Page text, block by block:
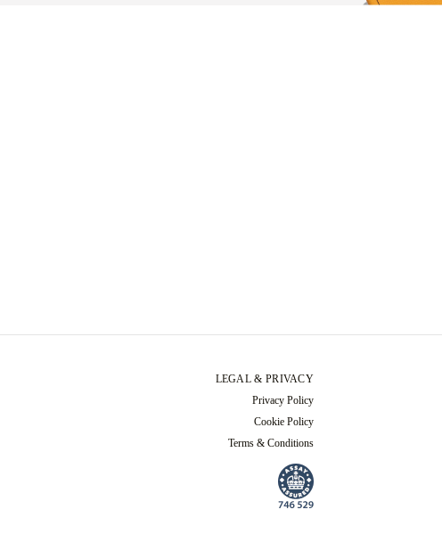
LEGAL & PRIVACY
Privacy Policy
Cookie Policy
Terms & Conditions